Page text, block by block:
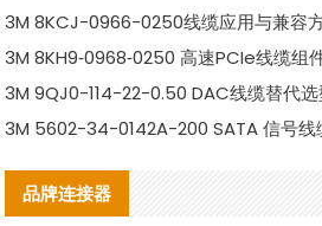
3M 8KCJ-0966-0250线缆应用与兼容
3M 8KH9‑0968‑0250 高速PCIe线缆组
3M 9QJ0-114-22-0.50 DAC线缆替代选
3M 5602-34-0142A-200 SATA 信号线
品牌连接器